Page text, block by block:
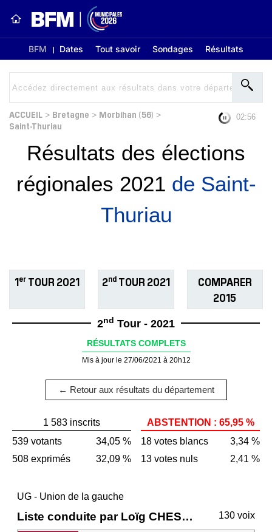
BFM Dates Tout savoir Sondages Résultats
ACCUEIL > Bretagne > Morbihan (56) >
Saint-Thuriau
02:56
Résultats des élections
régionales 2021 de Saint-
Thuriau
1er TOUR 2021 2ndTOUR 2021
COMPARER
2015
2nd Tour - 2021
RÉSULTATS COMPLETS
Mis à jour le 27/06/2021 à 20h12
← Retour aux résultats du département
1 583 inscrits
539 votants
34,05 %
508 exprimés
32,09 %
ABSTENTION : 65,95 %
18 votes blancs
3,34 %
13 votes nuls
2,41 %
UG - Union de la gauche
Liste conduite par Loïg CHESNAIS-GIRARD 130 voix